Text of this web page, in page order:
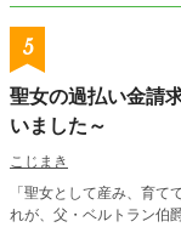
5
聖女の過払い金請
いました～
こじまき
「聖女として産み、育
れが、父・ベルトラン伯